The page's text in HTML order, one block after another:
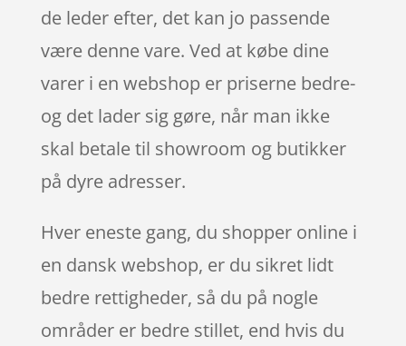
de leder efter, det kan jo passende
være denne vare. Ved at købe dine
varer i en webshop er priserne bedre-
og det lader sig gøre, når man ikke
skal betale til showroom og butikker
på dyre adresser.
Hver eneste gang, du shopper online i
en dansk webshop, er du sikret lidt
bedre rettigheder, så du på nogle
områder er bedre stillet, end hvis du